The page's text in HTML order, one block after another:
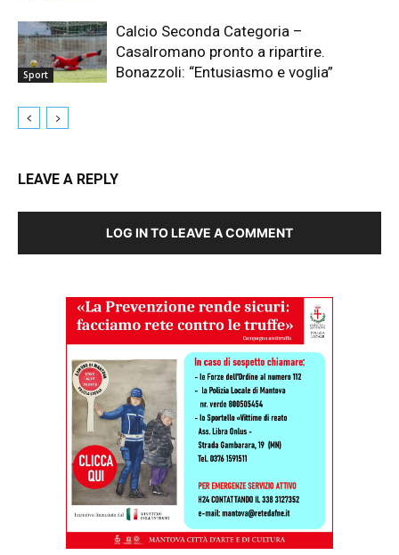
Sport
Calcio Seconda Categoria –
Casalromano pronto a ripartire.
Bonazzoli: “Entusiasmo e voglia”
LEAVE A REPLY
LOG IN TO LEAVE A COMMENT